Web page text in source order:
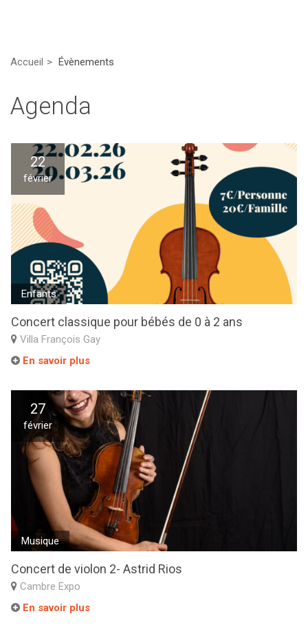
Accueil Évènements
Agenda
22
février
Enfants
Concert classique pour bébés de 0 à 2 ans
Villa François Gay
En savoir plus
27
février
Musique
Concert de violon 2- Astrid Rios
Cambre Expo
En savoir plus